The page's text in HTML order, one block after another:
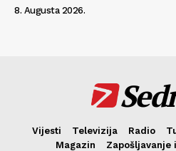
8. Augusta 2026.
Vijesti Televizija Radio
Magazin
Zapošljavanje